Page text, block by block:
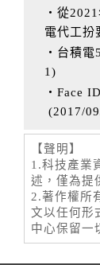
‧從2021
電代工扮
‧台積電
1 )
‧Face
(2017/
【聲明】
1.科技產業
述，僅為提
2.著作權所
文以任何形
中心保留一